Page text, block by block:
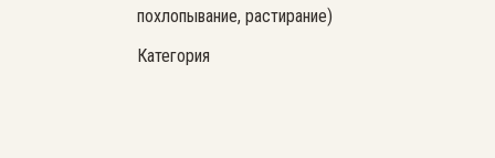
похлопывание, растирание)
Категория